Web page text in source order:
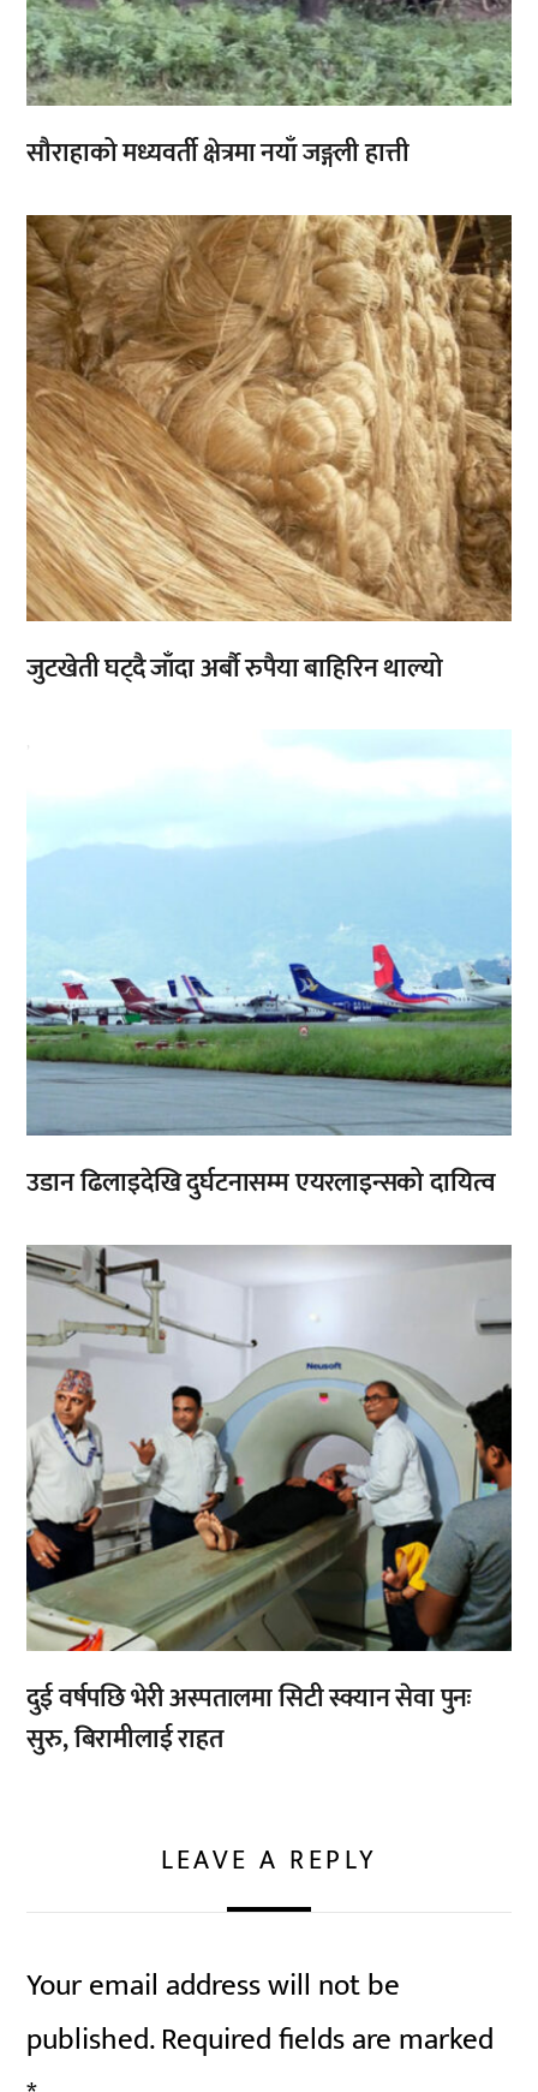
सौराहाको मध्यवर्ती क्षेत्रमा नयाँ जङ्गली हात्ती
,,
जुटखेती घट्दै जाँदा अर्बौ रुपैया बाहिरिन थाल्यो
,
उडान ढिलाइदेखि दुर्घटनासम्म एयरलाइन्सको दायित्व
,
दुई वर्षपछि भेरी अस्पतालमा सिटी स्क्यान सेवा पुनः
सुरु, बिरामीलाई राहत
LEAVE A REPLY
Your email address will not be
published.Required fields are marked